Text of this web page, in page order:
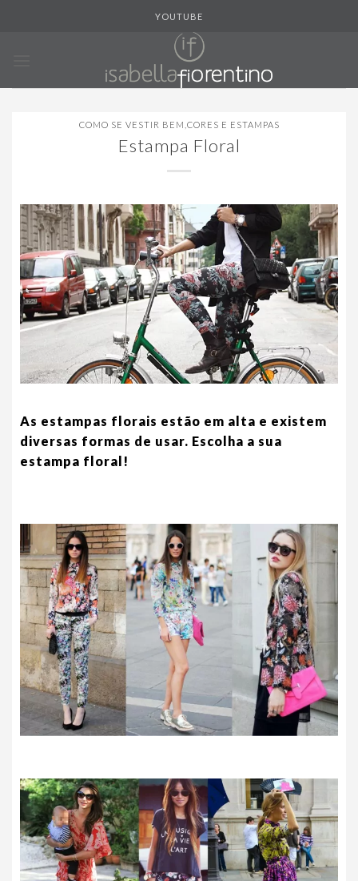
YOUTUBE
COMO SE VESTIR BEM CORES E ESTAMPAS
Estampa Floral
As estampas florais estão em alta e existem
diversas formas de usar. Escolha a sua
estampa floral!